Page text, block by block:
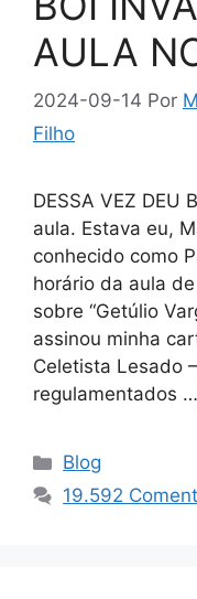
AULA
2024-09-14 Por
Filho
DESSA VEZ DEU
aula. Estava eu,
conhecido como
horário da aula
sobre “Getúlio
assinou minha
Celetista Lesado
regulamentados …
Categorias
Blog
19.592